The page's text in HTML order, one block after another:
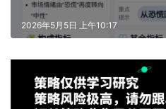
2026年5月5日 上午10:17